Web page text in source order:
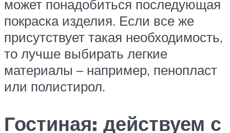
может понадобиться последующая
покраска изделия. Если все же
присутствует такая необходимость,
то лучше выбирать легкие
материалы – например, пенопласт
или полистирол.
Гостиная: действуем с